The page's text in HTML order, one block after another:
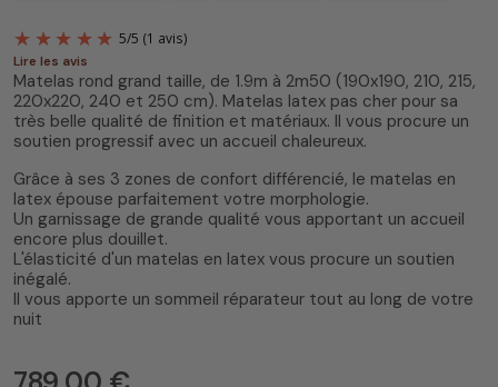
5 /5(1 avis)
Lire les avis
Matelas rond grand taille, de 1.9m à 2m50 (190x190, 210, 215,
220x220, 240 et 250 cm). Matelas latex pas cher pour sa
très belle qualité de finition et matériaux. Il vous procure un
soutien progressif avec un accueil chaleureux.
Grâce à ses 3 zones de confort différencié, le matelas en
latex épouse parfaitement votre morphologie.
Un garnissage de grande qualité vous apportant un accueil
encore plus douillet.
L'élasticité d'un matelas en latex vous procure un soutien
inégalé.
Il vous apporte un sommeil réparateur tout au long de votre
nuit